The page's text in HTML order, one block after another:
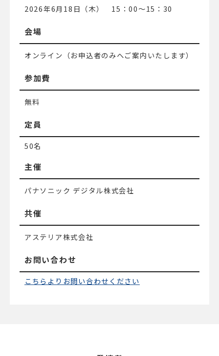
2026年6月18日（木） 15：00～15：30
会場
オンライン（お申込者のみへご案内いたします）
参加費
無料
定員
50名
主催
パナソニック デジタル株式会社
共催
アステリア株式会社
お問い合わせ
こちらよりお問い合わせください